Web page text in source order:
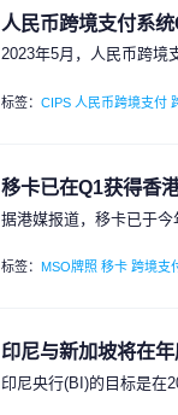
人民币跨境支付系
2023年5月，人民币跨境
标签：CIPS 人民币跨境支付
移卡已在Q1获得香
据港媒报道，移卡已于今
标签： MSO牌照 移卡 跨境支
印尼与新加坡将在
印尼央行(BI)的目标是在